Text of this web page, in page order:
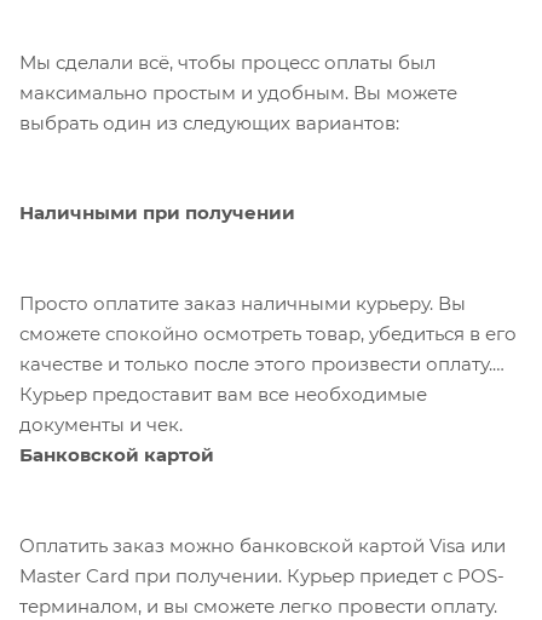
Мы сделали всё, чтобы процесс оплаты был
максимально простым и удобным. Вы можете
выбрать один из следующих вариантов:
Наличными при получении
Просто оплатите заказ наличными курьеру. Вы
сможете спокойно осмотреть товар, убедиться в его
качестве и только после этого произвести оплату.
Курьер предоставит вам все необходимые
документы и чек.
Банковской картой
Оплатить заказ можно банковской картой Visa или
Master Card при получении. Курьер приедет с POS-
терминалом, и вы сможете легко провести оплату.